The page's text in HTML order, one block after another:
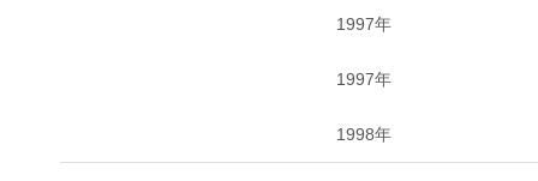
1997年
1997年
1998年